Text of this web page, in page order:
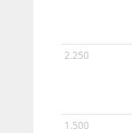
1.500
2.250